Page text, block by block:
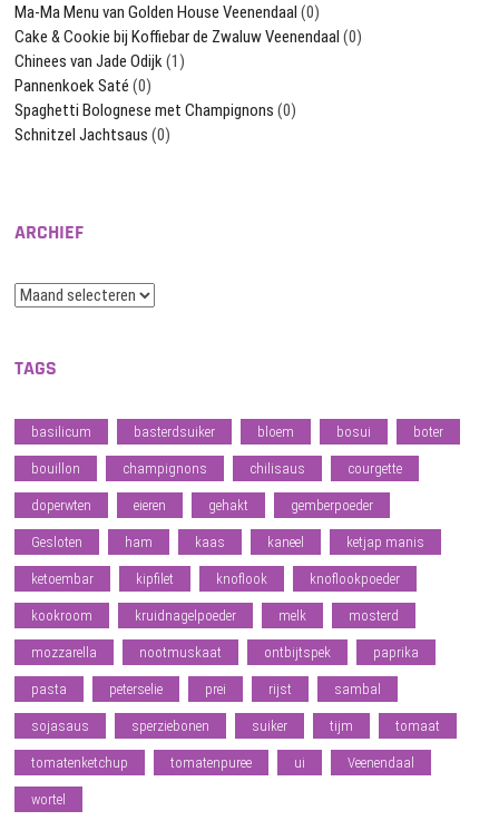
Ma-Ma Menu van Golden House Veenendaal (0)
Cake & Cookie bij Koffiebar de Zwaluw Veenendaal (0)
Chinees van Jade Odijk(1)
Pannenkoek Saté (0)
Spaghetti Bolognese met Champignons (0)
Schnitzel Jachtsaus (0)
ARCHIEF
Archief
TAGS
basilicum basterdsuiker bloem bosui boter
bouillon champignons chilisaus courgette
doperwten eieren gehakt gemberpoeder
Gesloten ham kaas kaneel ketjap manis
ketoembar kipfilet knoflook knoflookpoeder
kookroom kruidnagelpoeder melk mosterd
mozzarella nootmuskaat ontbijtspek paprika
pasta peterselie prei rijst sambal
sojasaus sperziebonen suiker tijm tomaat
tomatenketchup tomatenpuree ui Veenendaal
wortel